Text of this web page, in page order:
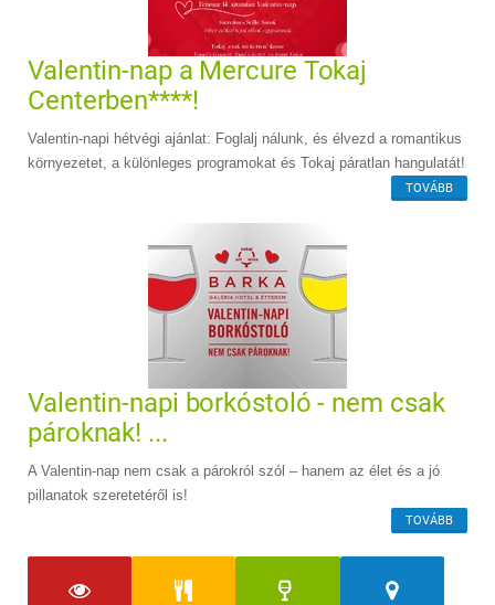
Valentin-nap a Mercure Tokaj
Centerben****!
Valentin-napi hétvégi ajánlat: Foglalj nálunk, és élvezd a romantikus
környezetet, a különleges programokat és Tokaj páratlan hangulatát!
TOVÁBB
Valentin-napi borkóstoló - nem csak
pároknak! ...
A Valentin-nap nem csak a párokról szól – hanem az élet és a jó
pillanatok szeretetéről is!
TOVÁBB